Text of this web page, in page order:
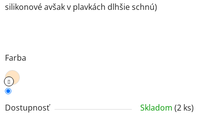
silikonové avšak v plavkách dlhšie schnú)
Farba
Dostupnosť Skladom (2 ks)